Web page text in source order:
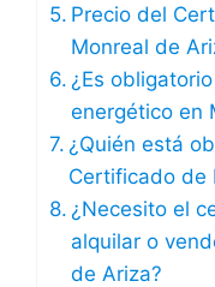
Precio del
Monreal de
¿Es
energético en
¿Quién está
Certificado de
¿Necesito el
alquilar o
de Ariza?